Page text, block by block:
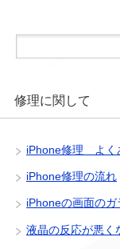
修理に関して
iPhone修理 よく
iPhone修理の流れ
iPhoneの画面のガ
液晶の反応が悪く